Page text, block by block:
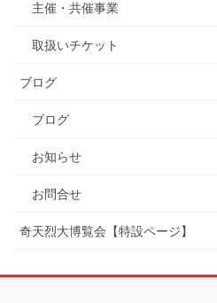
主催・共催事業
取扱いチケット
ブログ
ブログ
お知らせ
お問合せ
奇天烈大博覧会【特設ページ】